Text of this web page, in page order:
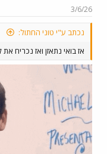
3/6/26
נכתב ע"י טוני החתול:
אז בואי נתאזן ואז נכריח